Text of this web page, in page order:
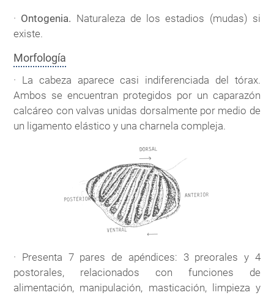
· Ontogenia. Naturaleza de los estadios (mudas) si
existe.
Morfología
· La cabeza aparece casi indiferenciada del tórax.
Ambos se encuentran protegidos por un caparazón
calcáreo con valvas unidas dorsalmente por medio de
un ligamento elástico y una charnela compleja.
· Presenta 7 pares de apéndices: 3 preorales y 4
postorales, relacionados con funciones de
alimentación, manipulación, masticación, limpieza y